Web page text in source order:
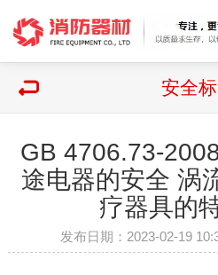
安全
GB 4706.73-
途电器的安全 涡
疗器具的
发布日期：2023-02-19